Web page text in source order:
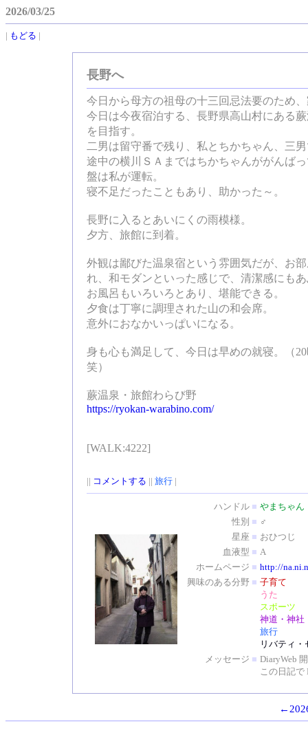
2026/03/25
| もどる |
長野へ
今日から母方の祖母の十三回忌法要のため
今日は今夜宿泊する、長野県高山村にある
を目指す。
二男は留守番で残り、私とちかちゃん、三
途中の横川ＳＡまではちかちゃんががんば
盤は私が運転。
寝不足だったこともあり、助かった～。
長野に入るとあいにくの雨模様。
夕方、旅館に到着。
外観は鄙びた温泉宿という雰囲気だが、お
れ、和モダンといった感じで、清潔感にも
お風呂もいろいろとあり、堪能できる。
夕食は丁寧に調理された山の和会席。
意外におなかいっぱいになる。
身も心も満足して、今日は早めの就寝。（
笑）
蕨温泉・旅館わらび野
https://ryokan-warabino.com/
[WALK:4222]
|| コメントする || 旅行|
ハンドル ■ やまちゃん
性別 ■ ♂
星座 ■ おひつじ
血液型 ■ A
ホームページ ■ http://
興味のある分野 ■ 子育て
うた
スポーツ
神道・神社
旅行
リバティ
メッセージ ■ DiaryWeb
この日記